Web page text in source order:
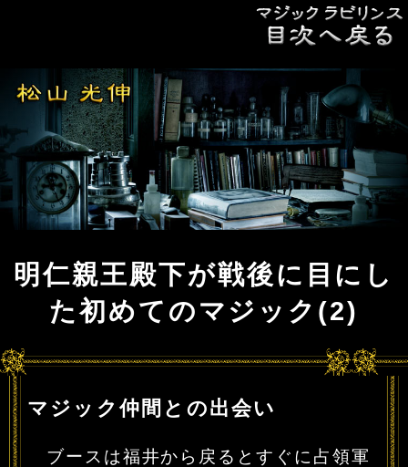
明仁親王殿下が戦後に目にし
た初めてのマジック(2)
マジック仲間との出会い
ブースは福井から戻るとすぐに占領軍